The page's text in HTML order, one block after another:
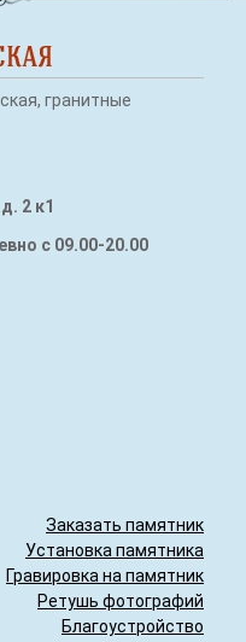
гранитные
2 к1
с 09.00-20.00
Заказать памятник
Установка памятника
Гравировка на памятник
Ретушь фотографий
Благоустройство